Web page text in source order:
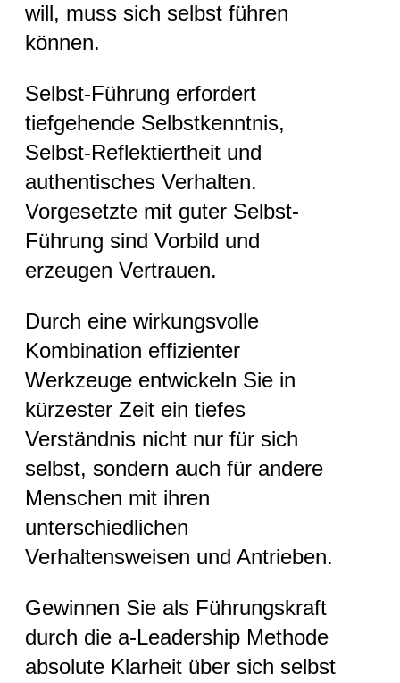
will, muss sich selbst führen
können.
Selbst-Führung erfordert
tiefgehende Selbstkenntnis,
Selbst-Reflektiertheit und
authentisches Verhalten.
Vorgesetzte mit guter Selbst-
Führung sind Vorbild und
erzeugen Vertrauen.
Durch eine wirkungsvolle
Kombination effizienter
Werkzeuge entwickeln Sie in
kürzester Zeit ein tiefes
Verständnis nicht nur für sich
selbst, sondern auch für andere
Menschen mit ihren
unterschiedlichen
Verhaltensweisen und Antrieben.
Gewinnen Sie als Führungskraft
durch die a-Leadership Methode
absolute Klarheit über sich selbst